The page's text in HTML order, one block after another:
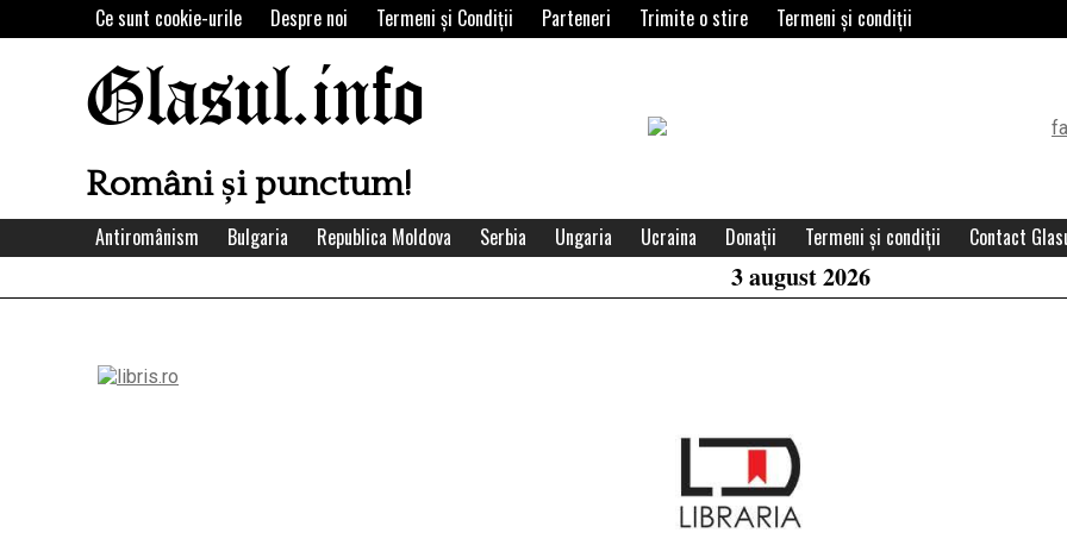
to
Ce sunt cookie-urile Despre noi Termeni şi Condiţii Parteneri Trimite o stire Termeni și condiții
Glasul.info
Români și punctum!
Header
Area
Antiromânism Bulgaria Republica Moldova Serbia Ungaria Ucraina Donații Termeni și condiții Contact
3 august 2026
Left
Asides